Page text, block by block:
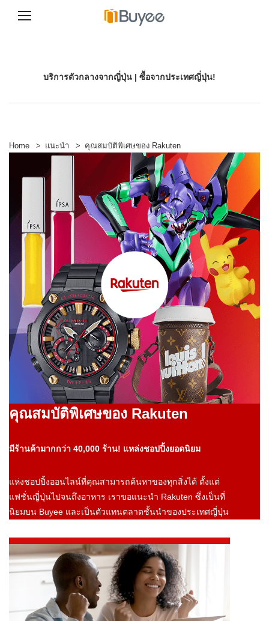
e
บริการตัวกลางจากญี่ปุ่น | ซื้อจากประเทศญี่ปุ่น!
Home > แนะนำ > คุณสมบัติพิเศษของ Rakuten
คุณสมบัติพิเศษของ Rakuten
มีร้านค้ามากกว่า 40,000 ร้าน! แหล่งชอปปิ้งยอดนิยม
แห่งชอปปิ้งออนไลน์ที่คุณสามารถค้นหาของทุกสิ่งได้ ตั้งแต่
แฟชั่นญี่ปุ่นไปจนถึงอาหาร เราขอแนะนำ Rakuten ซึ่งเป็นที่
นิยมบน Buyee และเป็นตัวแทนตลาดชั้นนำของประเทศญี่ปุ่น